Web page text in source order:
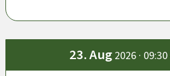
23.Aug 2026 ·